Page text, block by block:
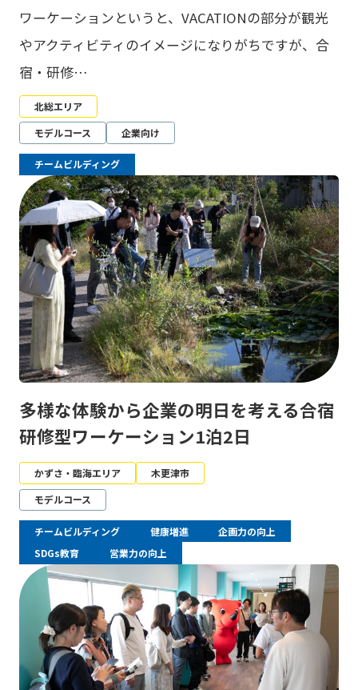
ワーケーションというと、VACATIONの部分が観光
やアクティビティのイメージになりがちですが、合
宿・研修…
北総エリア
モデルコース
企業向け
チームビルディング
多様な体験から企業の明日を考える合宿
研修型ワーケーション1泊2日
かずさ・臨海エリア
木更津市
モデルコース
チームビルディング 健康増進
企画力の向上
SDGs教育
営業力の向上